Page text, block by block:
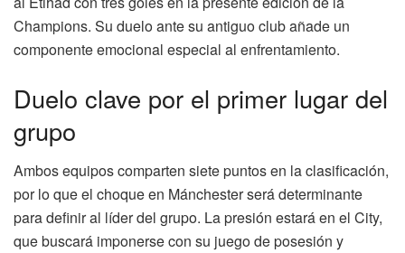
Champions. Su duelo ante su antiguo club añade un
componente emocional especial al enfrentamiento.
Duelo clave por el primer lugar del
grupo
Ambos equipos comparten siete puntos en la clasificación,
por lo que el choque en Mánchester será determinante
para definir al líder del grupo. La presión estará en el City,
que buscará imponerse con su juego de posesión y